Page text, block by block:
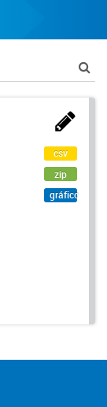
csv
zip
gráfico